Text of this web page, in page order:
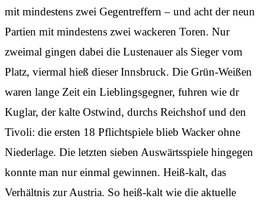
mit mindestens zwei Gegentreffern – und acht der neun
Partien mit mindestens zwei wackeren Toren. Nur
zweimal gingen dabei die Lustenauer als Sieger vom
Platz, viermal hieß dieser Innsbruck. Die Grün-Weißen
waren lange Zeit ein Lieblingsgegner, fuhren wie dr
Kuglar, der kalte Ostwind, durchs Reichshof und den
Tivoli: die ersten 18 Pflichtspiele blieb Wacker ohne
Niederlage. Die letzten sieben Auswärtsspiele hingegen
konnte man nur einmal gewinnen. Heiß-kalt, das
Verhältnis zur Austria. So heiß-kalt wie die aktuelle